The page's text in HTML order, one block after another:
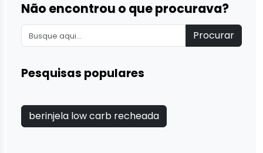
Não encontrou o que procurava?
Procurar
Pesquisas populares
berinjela low carb recheada